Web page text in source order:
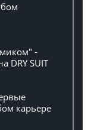
-
DRY SUIT
карьере